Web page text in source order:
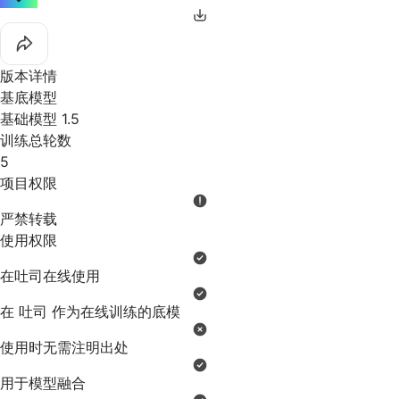
版本详情
基底模型
基础模型 1.5
训练总轮数
5
项目权限
严禁转载
使用权限
在吐司在线使用
在 吐司 作为在线训练的底模
使用时无需注明出处
用于模型融合